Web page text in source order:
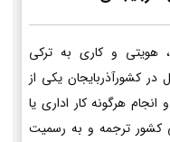
هویتی و کاری به ترکی
کشورآذربایجان یکی از
هرگونه کار اداری یا
کشور ترجمه و به رسمیت